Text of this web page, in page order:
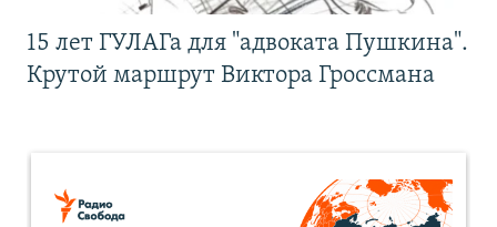
15 лет ГУЛАГа для "адвоката Пушкина".
Крутой маршрут Виктора Гроссмана